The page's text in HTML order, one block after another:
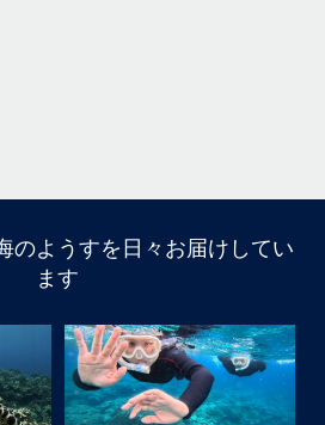
思議な遊びはどうだっかな？！？！
ー
科なので運動神経抜群
、2日間とも船出せたのは運がいい
ね！！
グできるのは羨ましい！！！
のようすを日々お届けしてい
ます